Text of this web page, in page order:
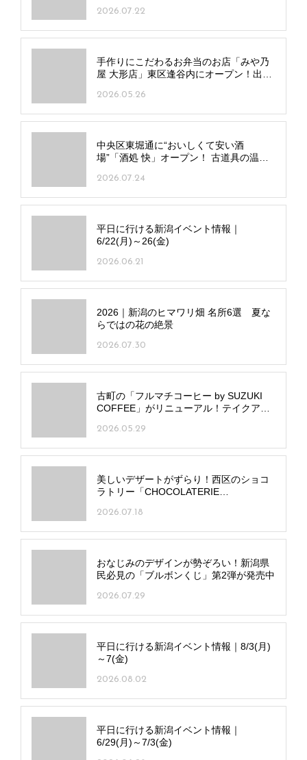
2026.07.22
手作りにこだわるお弁当のお店「みや乃
屋 大形店」東区逢谷内にオープン！出来
2026.05.26
中央区東堀通に“おいしくて安い酒
場”「酒処 快」オープン！ 古道具の温も
2026.07.24
平日に行ける新潟イベント情報｜
6/22(月)～26(金)
2026.06.21
2026｜新潟のヒマワリ畑 名所6選 夏な
らではの花の絶景
2026.07.30
古町の「フルマチコーヒー by SUZUKI
COFFEE」がリニューアル！テイクアウ
2026.05.29
美しいデザートがずらり！西区のショコ
ラトリー「CHOCOLATERIE
2026.07.18
おなじみのデザインが勢ぞろい！新潟県
民必見の「ブルボンくじ」第2弾が発売中
2026.07.29
平日に行ける新潟イベント情報｜8/3(月)
～7(金)
2026.08.02
平日に行ける新潟イベント情報｜
6/29(月)～7/3(金)